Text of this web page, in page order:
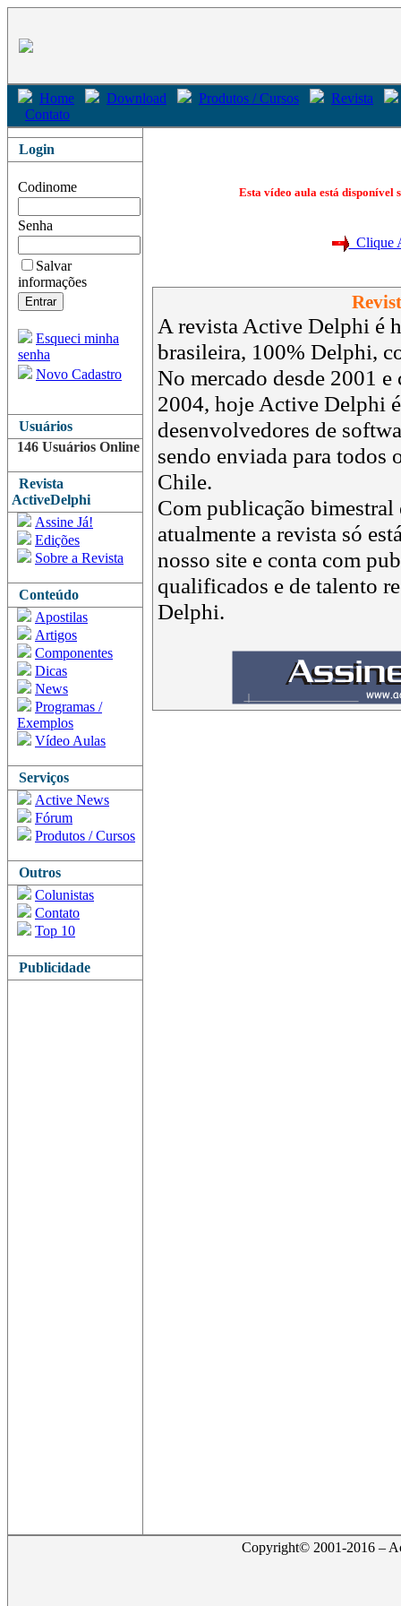
Home Download Produtos / Cursos
Revista
Contato
Login
Codinome
Senha
Salvar
informações
Esqueci minha
senha
Novo Cadastro
Usuários
146 Usuários Online
Revista
ActiveDelphi
Assine Já!
Edições
Sobre a Revista
Conteúdo
Apostilas
Artigos
Componentes
Dicas
News
Programas /
Exemplos
Vídeo Aulas
Serviços
Active News
Fórum
Produtos / Cursos
Outros
Colunistas
Contato
Top 10
Publicidade
Esta vídeo aula está disponível
Clique
A revista Active Delphi é
brasileira, 100% Delphi,
No mercado desde 2001
2004, hoje Active Delphi
desenvolvedores de
sendo enviada para todos
Chile.
Com publicação bimestral
atualmente a revista só
nosso site e conta com
qualificados e de talento
Delphi.
Copyright© 2001-2016 –